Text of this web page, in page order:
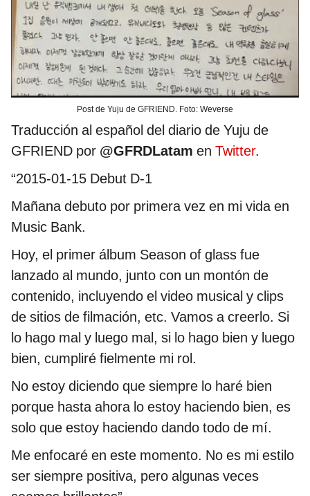
Post de Yuju de GFRIEND. Foto: Weverse
Traducción al español del diario de Yuju de
GFRIEND por @GFRDLatam en Twitter.
“2015-01-15 Debut D-1
Mañana debuto por primera vez en mi vida en
Music Bank.
Hoy, el primer álbum Season of glass fue
lanzado al mundo, junto con un montón de
contenido, incluyendo el video musical y clips
de sitios de filmación, etc. Vamos a creerlo. Si
lo hago mal y luego mal, si lo hago bien y luego
bien, cumpliré fielmente mi rol.
No estoy diciendo que siempre lo haré bien
porque hasta ahora lo estoy haciendo bien, es
solo que estoy haciendo dando todo de mí.
Me enfocaré en este momento. No es mi estilo
ser siempre positiva, pero algunas veces